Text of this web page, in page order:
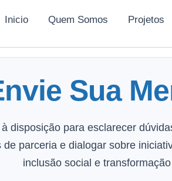
Inicio Quem Somos Projetos
Sua
disposição para esclarecer
de parceria e dialogar sobre
inclusão social e